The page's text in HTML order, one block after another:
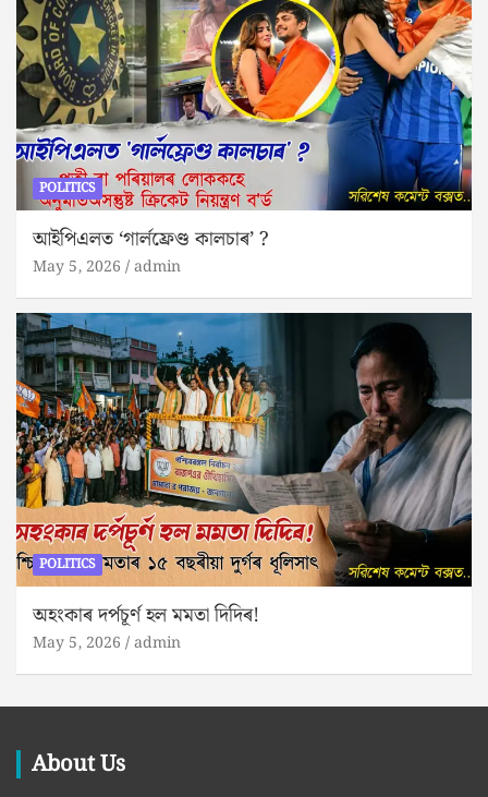
POLITICS
আইপিএলত ‘গার্লফ্রেণ্ড কালচাৰ’ ?
May 5, 2026 admin
POLITICS
অহংকাৰ দৰ্পচূৰ্ণ হল মমতা দিদিৰ!
May 5, 2026 admin
About Us